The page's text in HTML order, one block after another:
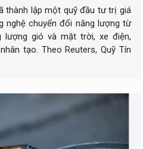
thành lập một quỹ đầu tư trị giá
nghệ chuyển đổi năng lượng từ
lượng gió và mặt trời, xe điện,
tạo. Theo Reuters, Quỹ Tín